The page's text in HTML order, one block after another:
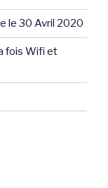
le 30 Avril 2020
fois Wifi et